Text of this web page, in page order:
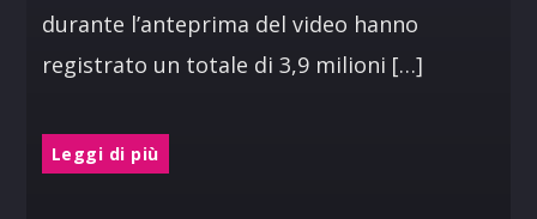
durante l’anteprima del video hanno
registrato un totale di 3,9 milioni […]
Leggi di più